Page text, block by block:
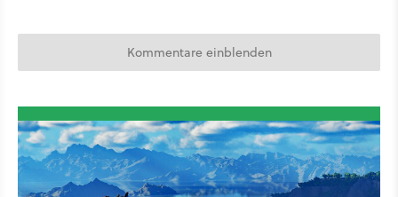
Kommentare einblenden